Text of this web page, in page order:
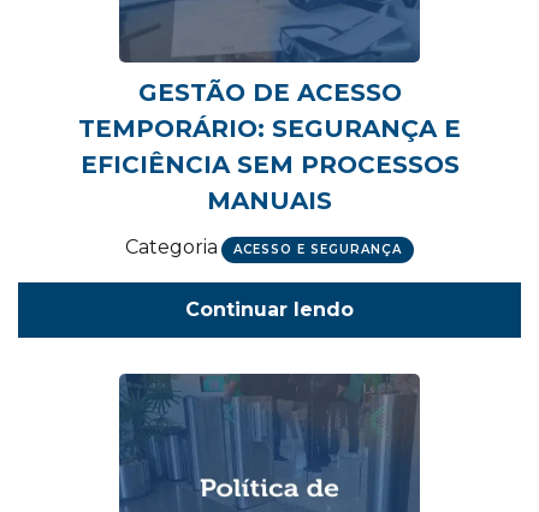
GESTÃO DE ACESSO
TEMPORÁRIO: SEGURANÇA E
EFICIÊNCIA SEM PROCESSOS
MANUAIS
Categoria ACESSO E SEGURANÇA
Continuar lendo